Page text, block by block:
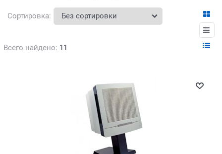
Сортировка:
Всего найдено: 11